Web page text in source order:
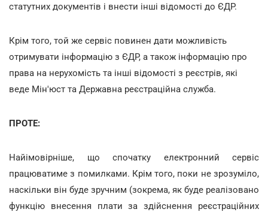
статутних документів і внести інші відомості до ЄДР.
Крім того, той же сервіс повинен дати можливість
отримувати інформацію з ЄДР, а також інформацію про
права на нерухомість та інші відомості з реєстрів, які
веде Мін'юст та Державна реєстраційна служба.
ПРОТЕ:
Найімовірніше, що спочатку електронний сервіс
працюватиме з помилками. Крім того, поки не зрозуміло,
наскільки він буде зручним (зокрема, як буде реалізовано
функцію внесення плати за здійснення реєстраційних